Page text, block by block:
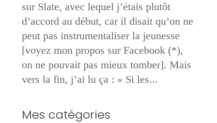
sur Slate, avec lequel j’étais plutôt
d’accord au début, car il disait qu’on ne
peut pas instrumentaliser la jeunesse
[voyez mon propos sur Facebook (*),
on ne pouvait pas mieux tomber]. Mais
vers la fin, j’ai lu ça : « Si les...
Mes catégories